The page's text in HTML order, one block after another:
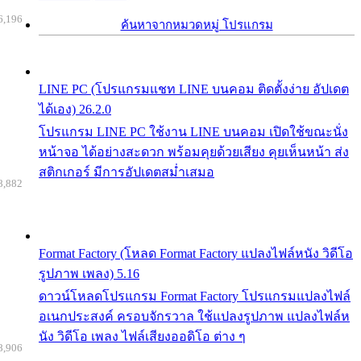
ค้นหาจากหมวดหมู่ โปรแกรม
LINE PC (โปรแกรมแชท LINE บนคอม ติดตั้งง่าย อัปเดต
ได้เอง) 26.2.0
โปรแกรม LINE PC ใช้งาน LINE บนคอม เปิดใช้ขณะนั่ง
หน้าจอ ได้อย่างสะดวก พร้อมคุยด้วยเสียง คุยเห็นหน้า ส่ง
สติกเกอร์ มีการอัปเดตสม่ำเสมอ
Format Factory (โหลด Format Factory แปลงไฟล์หนัง วิดีโอ
รูปภาพ เพลง) 5.16
ดาวน์โหลดโปรแกรม Format Factory โปรแกรมแปลงไฟล์
อเนกประสงค์ ครอบจักรวาล ใช้แปลงรูปภาพ แปลงไฟล์ห
นัง วิดีโอ เพลง ไฟล์เสียงออดิโอ ต่าง ๆ